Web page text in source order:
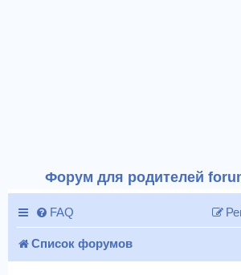
Форум для родителей
FAQ
Список форумов